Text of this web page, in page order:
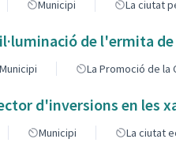
Municipi La ciutat
de l'ermita de
Municipi La Promoció de la
d'inversions en les
Municipi La ciutat